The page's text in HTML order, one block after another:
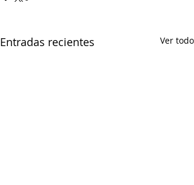
Entradas recientes Ver todo